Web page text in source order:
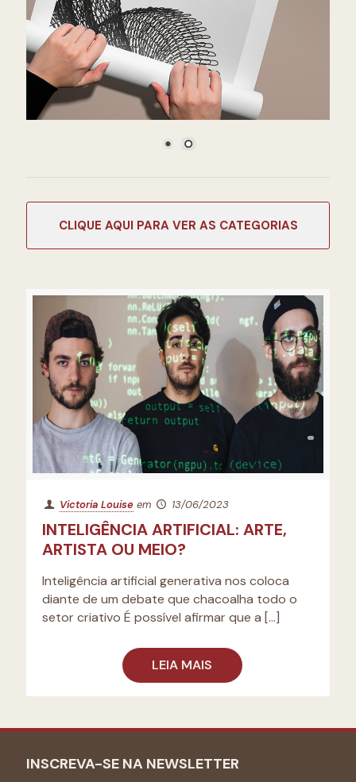
Victoria Louise em 13/06/2023
INTELIGÊNCIA ARTIFICIAL: ARTE,
ARTISTA OU MEIO?
Inteligência artificial generativa nos coloca
diante de um debate que chacoalha todo o
setor criativo É possível afirmar que a […]
LEIA MAIS
CATEGORIAS
INSCREVA-SE NA NEWSLETTER